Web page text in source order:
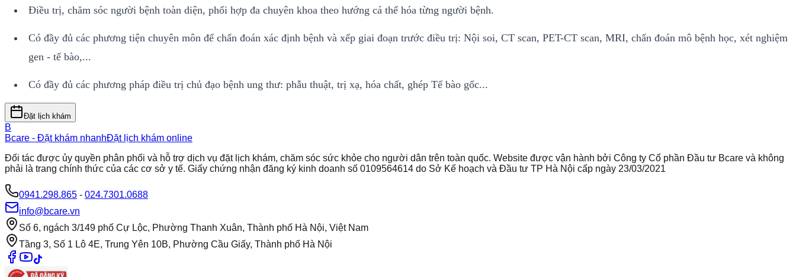
Điều trị, chăm sóc người bệnh toàn diện, phối hợp đa chuyên khoa theo hướng cá thể hóa từng người bệnh.
Có đầy đủ các phương tiện chuyên môn để chẩn đoán xác định bệnh và xếp giai đoạn trước điều trị: Nội soi, CT scan, PET-CT scan, MRI, chẩn đoán mô bệnh học, xét nghiệm
gen - tế bào,...
Có đầy đủ các phương pháp điều trị chủ đạo bệnh ung thư: phẫu thuật, trị xạ, hóa chất, ghép Tế bào gốc...
Đặt lịch khám
B
Bcare - Đặt khám nhanhĐặt lịch khám online
Đối tác được ủy quyền phân phối và hỗ trợ dịch vụ đặt lịch khám, chăm sóc sức khỏe cho người dân trên toàn quốc. Website được vận hành bởi Công ty Cổ phần Đầu tư Bcare và không
phải là trang chính thức của các cơ sở y tế. Giấy chứng nhận đăng ký kinh doanh số 0109564614 do Sở Kế hoạch và Đầu tư TP Hà Nội cấp ngày 23/03/2021
0941.298.865 - 024.7301.0688
info@bcare.vn
Số 6, ngách 3/149 phố Cự Lộc, Phường Thanh Xuân, Thành phố Hà Nội, Việt Nam
Tầng 3, Số 1 Lô 4E, Trung Yên 10B, Phường Cầu Giấy, Thành phố Hà Nội